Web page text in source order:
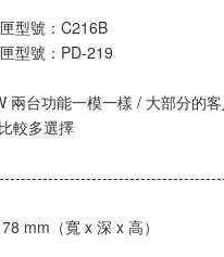
型號：C216B
型號：PD-219
兩台功能一模一樣 / 大部分的
較多選擇
mm（寬 x 深 x 高）